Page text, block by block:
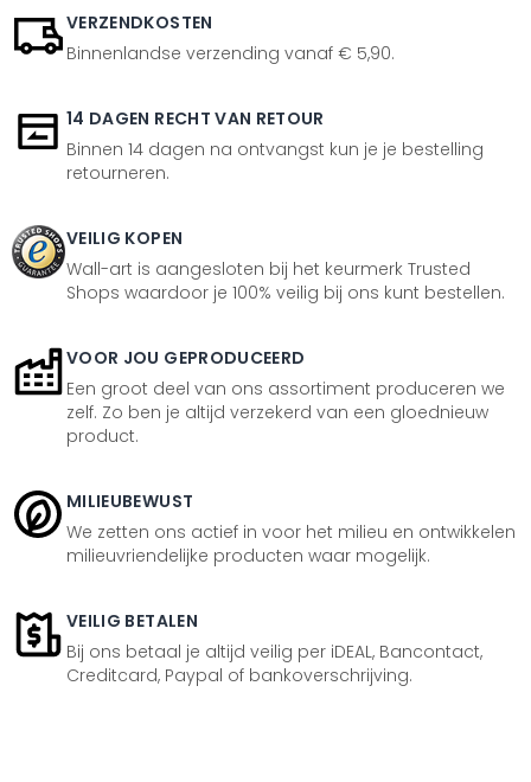
VERZENDKOSTEN
Binnenlandse verzending vanaf € 5,90.
14 DAGEN RECHT VAN RETOUR
Binnen 14 dagen na ontvangst kun je je bestelling
retourneren.
VEILIG KOPEN
Wall-art is aangesloten bij het keurmerk Trusted
Shops waardoor je 100% veilig bij ons kunt bestellen.
VOOR JOU GEPRODUCEERD
Een groot deel van ons assortiment produceren we
zelf. Zo ben je altijd verzekerd van een gloednieuw
product.
MILIEUBEWUST
We zetten ons actief in voor het milieu en ontwikkelen
milieuvriendelijke producten waar mogelijk.
VEILIG BETALEN
Bij ons betaal je altijd veilig per iDEAL, Bancontact,
Creditcard, Paypal of bankoverschrijving.